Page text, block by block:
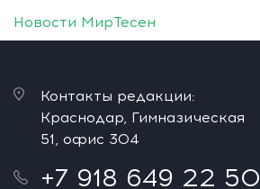
Новости МирТесен
Контакты редакции:
Краснодар, Гимназическая
51, офис 304
+7 918 649 22 50